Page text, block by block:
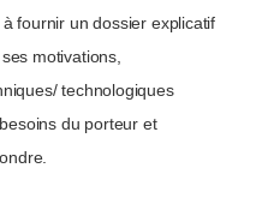
fournir un dossier explicatif
motivations,
technologiques
du porteur et